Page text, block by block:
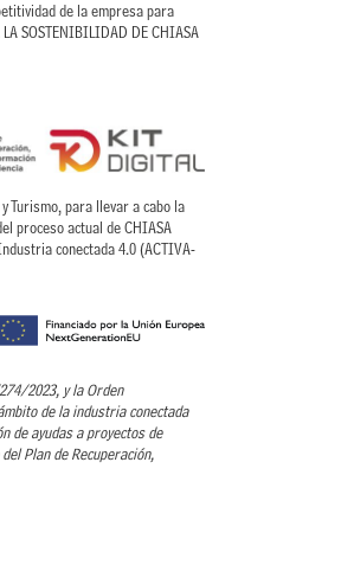
de la empresa para
SOSTENIBILIDAD DE CHIASA
Turismo, para llevar a cabo la
proceso actual de CHIASA
conectada 4.0 (ACTIVA-
2023, y la Orden
de la industria conectada
de ayudas a proyectos de
Plan de Recuperación,